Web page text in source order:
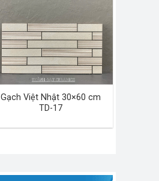
Gạch Việt Nhật 30×60 cm
TD-17